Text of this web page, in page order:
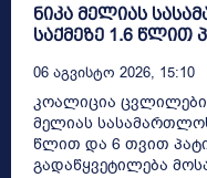
ნიკა მელიას
საქმეზე 1.6 წლით
06 Აგვისტო 2026, 15:10
კოალიცია
მელიას
წლით და 6 თვით
გადაწყვეტილება